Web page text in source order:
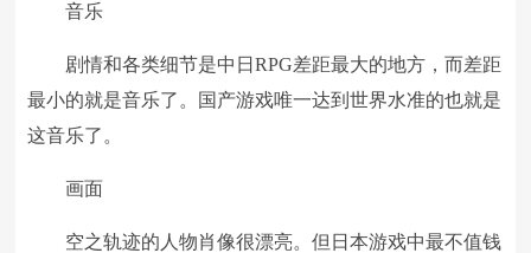
音乐
剧情和各类细节是中日RPG差距最大的地方，而差距
最小的就是音乐了。国产游戏唯一达到世界水准的也就是
这音乐了。
画面
空之轨迹的人物肖像很漂亮。但日本游戏中最不值钱